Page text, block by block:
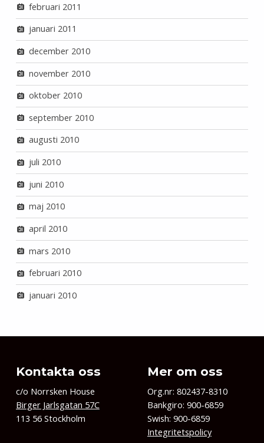
februari 2011
januari 2011
december 2010
november 2010
oktober 2010
september 2010
augusti 2010
juli 2010
juni 2010
maj 2010
april 2010
mars 2010
februari 2010
januari 2010
Kontakta oss
c/o Norrsken House
Birger Jarlsgatan 57C
113 56 Stockholm
Mer om oss
Org.nr: 802437-8310
Bankgiro: 900-6859
Swish: 900-6859
Integritetspolicy